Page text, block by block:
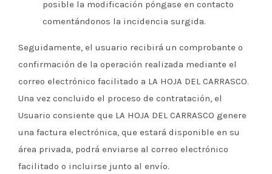
posible la modificación póngase en contacto
comentándonos la incidencia surgida.
Seguidamente, el usuario recibirá un comprobante o
confirmación de la operación realizada mediante el
correo electrónico facilitado a LA HOJA DEL CARRASCO.
Una vez concluido el proceso de contratación, el
Usuario consiente que LA HOJA DEL CARRASCO genere
una factura electrónica, que estará disponible en su
área privada, podrá enviarse al correo electrónico
facilitado o incluirse junto al envío.